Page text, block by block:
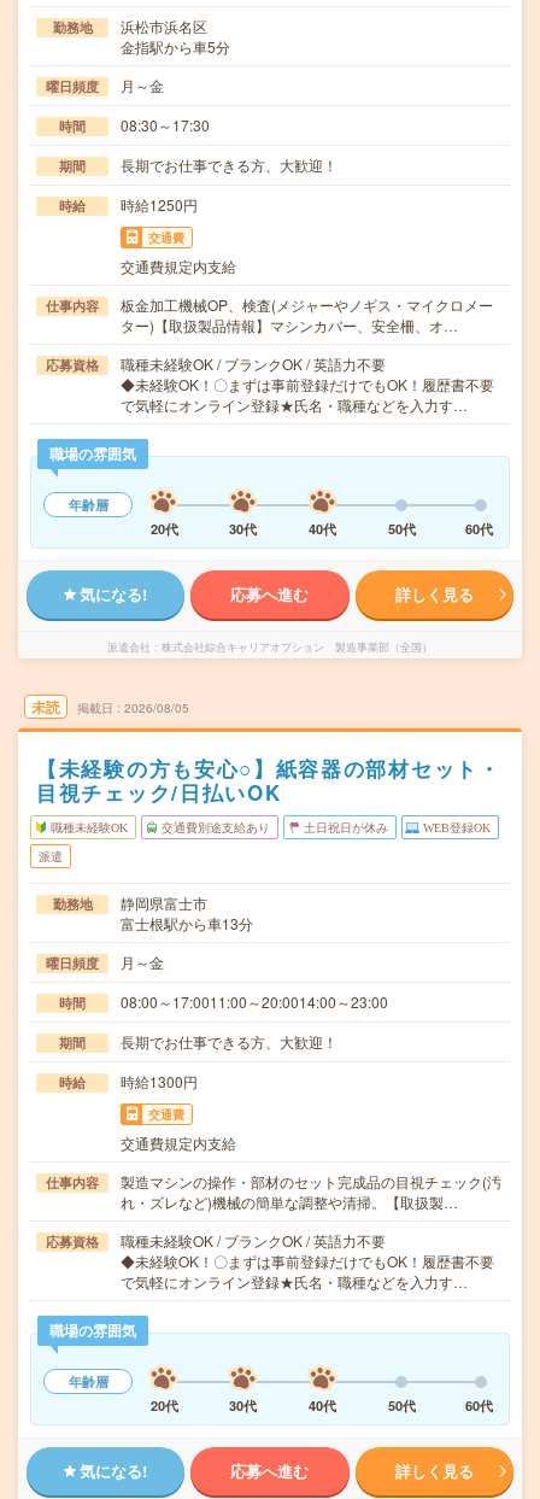
勤務地
浜松市浜名区
金指駅から車5分
曜日頻度 月～金
時間 08:30～17:30
期間 長期でお仕事できる方、大歓迎！
時給 時給1250円
交通費
交通費規定内支給
仕事内容
板金加工機械OP、検査(メジャーやノギス・マイクロメー
ター)【取扱製品情報】マシンカバー、安全柵、オ…
応募資格
職種未経験OK / ブランクOK / 英語力不要
◆未経験OK！〇まずは事前登録だけでもOK！履歴書不要
で気軽にオンライン登録★氏名・職種などを入力す…
職場の雰囲気
年齢層
20代
30代 40代 50代 60代
気になる! 応募へ進む 詳しく見る
派遣会社 株式会社綜合キャリアオプション 製造事業部（全国）
未読 掲載日 2026/08/05
【未経験の方も安心○】紙容器の部材セット・
目視チェック/日払いOK
職種未経験OK 交通費別途支給あり 土日祝日が休み WEB登録OK
派遣
勤務地
静岡県富士市
富士根駅から車13分
曜日頻度 月～金
時間 08:00～17:0011:00～20:0014:00～23:00
期間 長期でお仕事できる方、大歓迎！
時給 時給1300円
交通費
交通費規定内支給
仕事内容
製造マシンの操作・部材のセット完成品の目視チェック(汚
れ・ズレなど)機械の簡単な調整や清掃。【取扱製…
応募資格
職種未経験OK / ブランクOK / 英語力不要
◆未経験OK！〇まずは事前登録だけでもOK！履歴書不要
で気軽にオンライン登録★氏名・職種などを入力す…
職場の雰囲気
年齢層
20代
30代 40代 50代 60代
気になる! 応募へ進む 詳しく見る